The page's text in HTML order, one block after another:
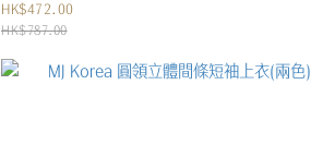
HK$472.00
HK$787.00